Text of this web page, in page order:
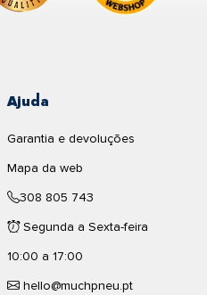
Ajuda
Garantia e devoluções
Mapa da web
308 805 743
Segunda a Sexta-feira
10:00 a 17:00
hello@muchpneu.pt